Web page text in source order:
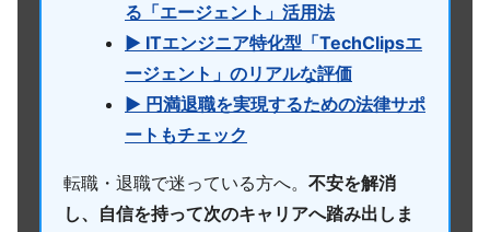
る「エージェント」活用法
▶ ITエンジニア特化型「TechClipsエ
ージェント」のリアルな評価
▶ 円満退職を実現するための法律サポ
ートもチェック
転職・退職で迷っている方へ。 不安を解消
し、自信を持って次のキャリアへ踏み出しま